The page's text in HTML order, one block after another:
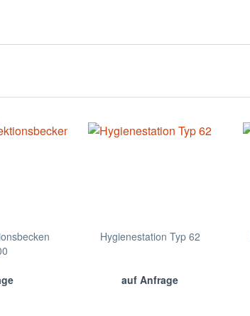
Hygienestation Typ 62
auf Anfrage